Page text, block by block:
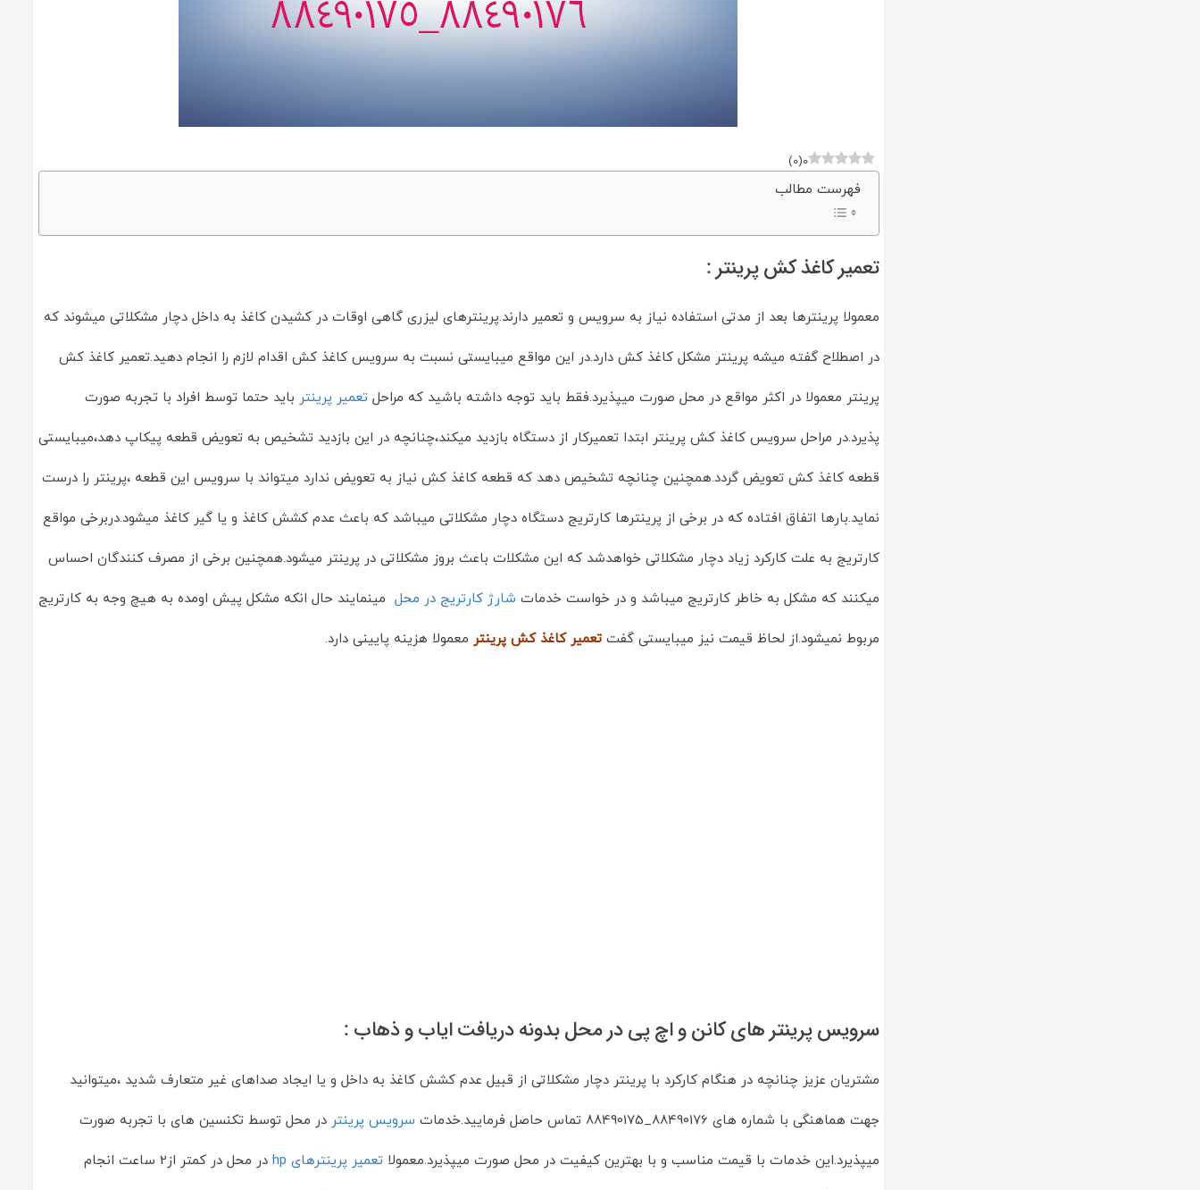
0
(
0
)
فهرست مطالب
تعمیر کاغذ کش پرینتر :
معمولا پرینترها بعد از مدتی استفاده نیاز به سرویس و تعمیر دارند.پرینترهای لیزری گاهی اوقات در کشیدن کاغذ به داخل دچار مشکلاتی میشوند که
در اصطلاح گفته میشه پرینتر مشکل کاغذ کش دارد.در این مواقع میبایستی نسبت به سرویس کاغذ کش اقدام لازم را انجام دهید.تعمیر کاغذ کش
پرینتر معمولا در اکثر مواقع در محل صورت میپذیرد.فقط باید توجه داشته باشید که مراحلتعمیر پرینتر باید حتما توسط افراد با تجربه صورت
پذیرد.در مراحل سرویس کاغذ کش پرینتر ابتدا تعمیرکار از دستگاه بازدید میکند،چنانچه در این بازدید تشخیص به تعویض قطعه پیکاپ دهد،میبایستی
قطعه کاغذ کش تعویض گردد.همچنین چنانچه تشخیص دهد که قطعه کاغذ کش نیاز به تعویض ندارد میتواند با سرویس این قطعه ،پرینتر را درست
نماید.بارها اتفاق افتاده که در برخی از پرینترها کارتریج دستگاه دچار مشکلاتی میباشد که باعث عدم کشش کاغذ و یا گیر کاغذ میشود.دربرخی مواقع
کارتریج به علت کارکرد زیاد دچار مشکلاتی خواهدشد که این مشکلات باعث بروز مشکلاتی در پرینتر میشود.همچنین برخی از مصرف کنندگان احساس
میکنند که مشکل به خاطر کارتریج میباشد و در خواست خدمات شارژ کارتریج در محل مینمایند حال انکه مشکل پیش اومده به هیچ وجه به کارتریج
مربوط نمیشود.از لحاظ قیمت نیز میبایستی گفتتعمیر کاغذ کش پرینتر معمولا هزینه پایینی دارد.
سرویس پرینتر های کانن و اچ پی در محل بدونه دریافت ایاب و ذهاب :
مشتریان عزیز چنانچه در هنگام کارکرد با پرینتر دچار مشکلاتی از قبیل عدم کشش کاغذ به داخل و یا ایجاد صداهای غیر متعارف شدید ،میتوانید
جهت هماهنگی با شماره های 88490176_88490175 تماس حاصل فرمایید.خدمات سرویس پرینتر در محل توسط تکنسین های با تجربه صورت
میپذیرد.این خدمات با قیمت مناسب و با بهترین کیفیت در محل صورت میپذیرد.معمولاتعمیر پرینترهای hp در محل در کمتر از2 ساعت انجام